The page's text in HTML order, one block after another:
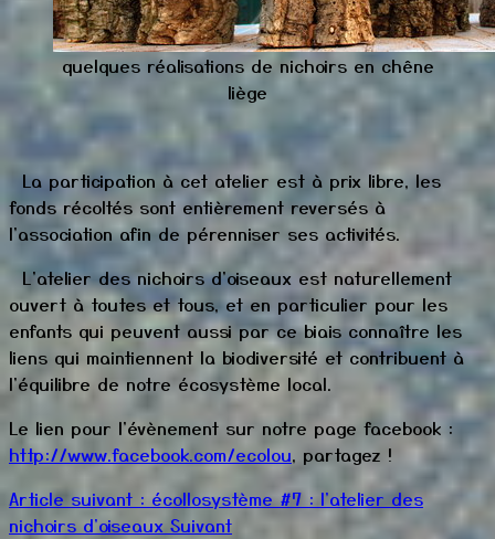
quelques réalisations de nichoirs en chêne
liège
La participation à cet atelier est à prix libre, les
fonds récoltés sont entièrement reversés à
l'association afin de pérenniser ses activités.
L'atelier des nichoirs d'oiseaux est naturellement
ouvert à toutes et tous, et en particulier pour les
enfants qui peuvent aussi par ce biais connaître les
liens qui maintiennent la biodiversité et contribuent à
l'équilibre de notre écosystème local.
Le lien pour l'évènement sur notre page facebook :
http://www.facebook.com/ecolou, partagez !
Article suivant : écollosystème #7 : l'atelier des
nichoirs d'oiseaux Suivant